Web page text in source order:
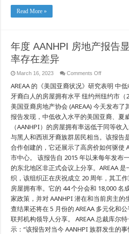
의
불
을
보
여
줍
니
다
Read More »
年度 AANHPI 房地产报告
率存在差异
March 16, 2023 Comments Offon
度
AANHPI
房
地
产
报
告
显
示
全
国
房
拥
有
率
存
在
差
异
AREAA 的《美国亚裔状况》研究表明 中
牙裔白人的房屋拥有水平 纽约州纽约市
美国亚裔房地产协会 (AREAA) 今天发布
报告发现，中低收入水平的美国亚裔、夏
（AANHPI）的房屋拥有率远低于同等收
与黑人和西班牙裔族群居民相当。该报告
合作创建的，它还展示了高房价如何驱使
市中心。 该报告自 2015 年以来每年发布
的东北地区非正式会议上分享。AREAA
织，该组织正在庆祝成立 20 周年，其工
房屋拥有率。它的 44 个分会和 18,000 名
家政策，并对 AANHPI 潜在和当前房主的
查结果还将在 5 月份的 AREAA 多元化和
联邦机构领导人分享。 AREAA 总裁库尔
示：“该报告对当今 AANHPI 族群发生的